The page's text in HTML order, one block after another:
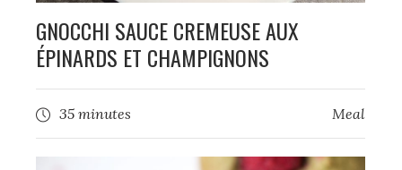
GNOCCHI SAUCE CREMEUSE AUX
ÉPINARDS ET CHAMPIGNONS
35 minutes Meal